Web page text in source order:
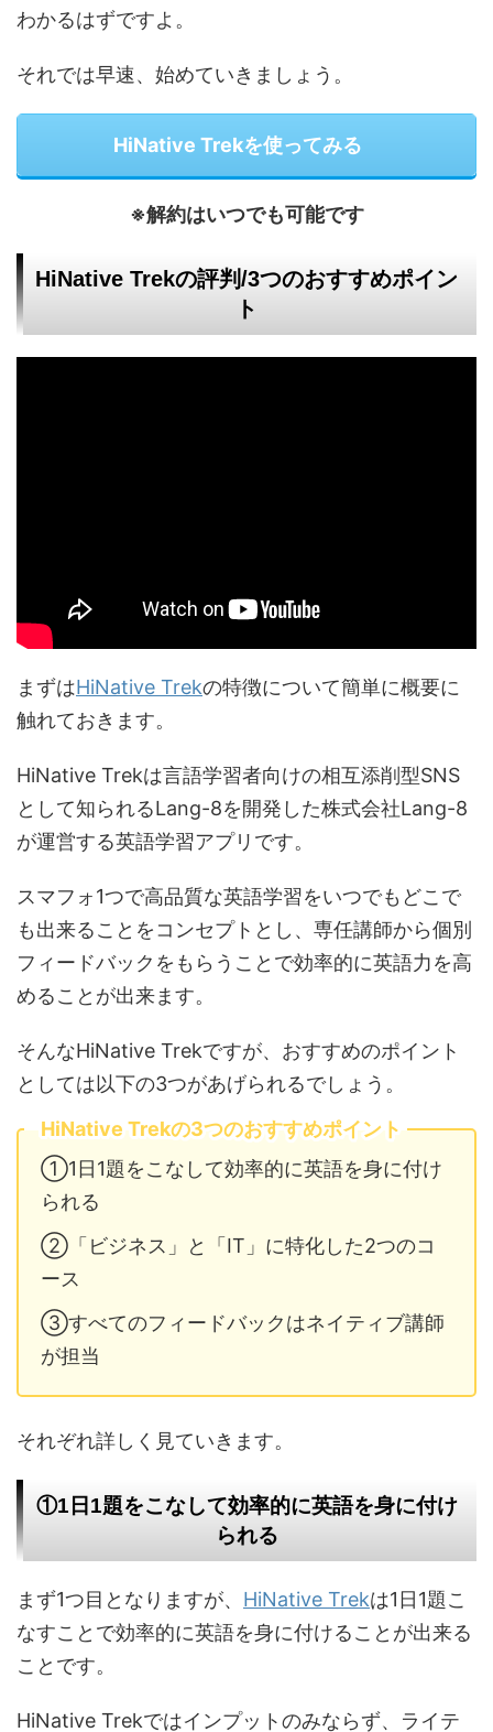
わかるはずですよ。
それでは早速、始めていきましょう。
HiNative Trekを使ってみる
※解約はいつでも可能です
HiNative Trekの評判/3つのおすすめポイン
ト
まずはHiNative Trekの特徴について簡単に概要に
触れておきます。
HiNative Trekは言語学習者向けの相互添削型SNS
として知られるLang-8を開発した株式会社Lang-8
が運営する英語学習アプリです。
スマフォ1つで高品質な英語学習をいつでもどこで
も出来ることをコンセプトとし、専任講師から個別
フィードバックをもらうことで効率的に英語力を高
めることが出来ます。
そんなHiNative Trekですが、おすすめのポイント
としては以下の3つがあげられるでしょう。
HiNative Trekの3つのおすすめポイント
①1日1題をこなして効率的に英語を身に付け
られる
②「ビジネス」と「IT」に特化した2つのコ
ース
③すべてのフィードバックはネイティブ講師
が担当
それぞれ詳しく見ていきます。
①1日1題をこなして効率的に英語を身に付け
られる
まず1つ目となりますが、 HiNative Trekは1日1題こ
なすことで効率的に英語を身に付けることが出来る
ことです。
HiNative Trekではインプットのみならず、ライテ